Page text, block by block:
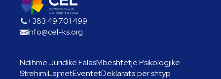
+383 49 701 499
info@cel-ks.org
Ndihmë Juridike FalasMbështetje Psikologjike
StrehimiLajmetEventetDeklarata për shtyp